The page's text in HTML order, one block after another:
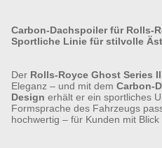
Carbon-Dachspoiler für Rolls-
Sportliche Linie für stilvolle
Der Rolls-Royce Ghost Series
Eleganz – und mit dem Carbon-
Design erhält er ein sportliches
Formsprache des Fahrzeugs
hochwertig – für Kunden mit Blick